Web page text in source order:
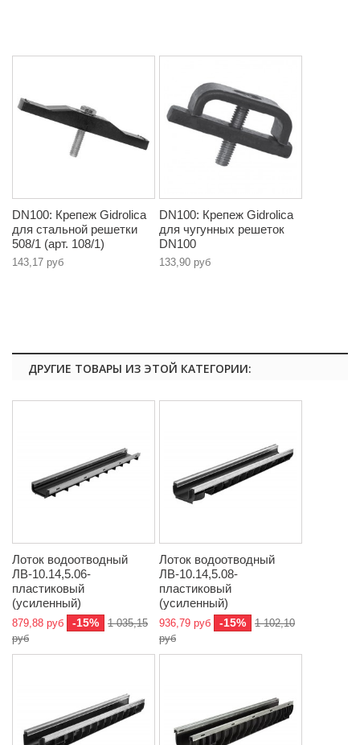
DN100: Крепеж Gidrolica
для стальной решетки
508/1 (арт. 108/1)
143,17 руб
DN100: Крепеж Gidrolica
для чугунных решеток
DN100
133,90 руб
ДРУГИЕ ТОВАРЫ ИЗ ЭТОЙ КАТЕГОРИИ:
Лоток водоотводный
ЛВ-10.14,5.06-
пластиковый
(усиленный)
879,88 руб -15%
1 035,15
руб
Лоток водоотводный
ЛВ-10.14,5.08-
пластиковый
(усиленный)
936,79 руб -15%
1 102,10
руб